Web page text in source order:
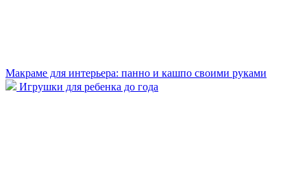
Макраме для интерьера: панно и кашпо своими руками
Игрушки для ребенка до года